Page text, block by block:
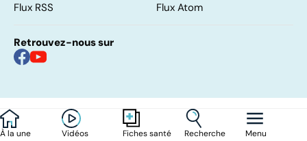
À la une Vidéos Fiches santé Recherche Menu
Flux RSS
Flux Atom
Retrouvez-nous sur